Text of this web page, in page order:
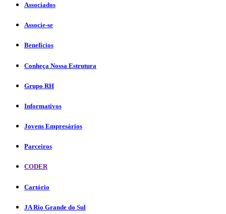
Associados
Associe-se
Benefícios
Conheça Nossa Estrutura
Grupo RH
Informativos
Jovens Empresários
Parceiros
CODER
Cartório
JA Rio Grande do Sul